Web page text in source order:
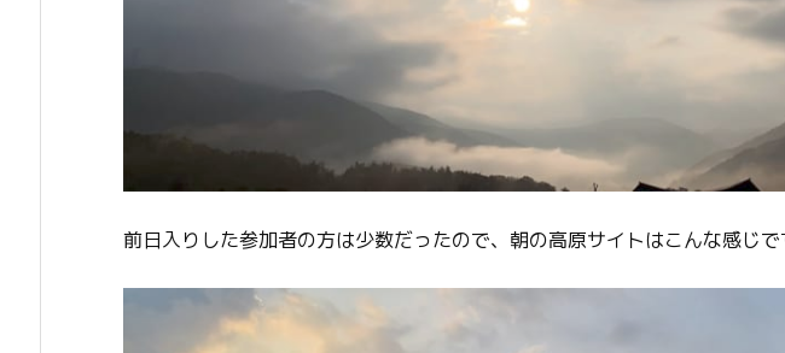
前日入りした参加者の方は少数だったので、朝の高原サイトはこんな感じで